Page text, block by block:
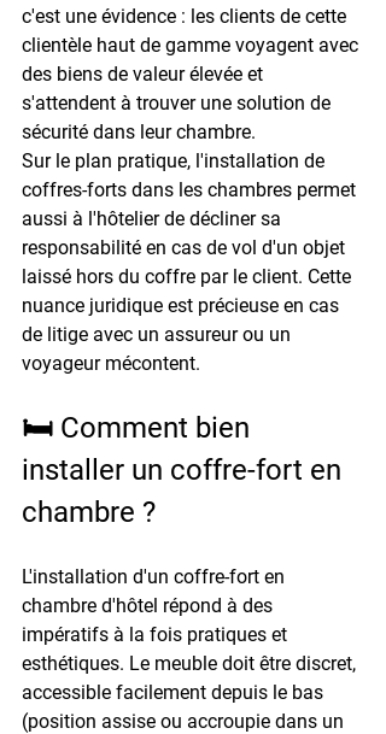
c'est une évidence : les clients de cette
clientèle haut de gamme voyagent avec
des biens de valeur élevée et
s'attendent à trouver une solution de
sécurité dans leur chambre.
Sur le plan pratique, l'installation de
coffres-forts dans les chambres permet
aussi à l'hôtelier de décliner sa
responsabilité en cas de vol d'un objet
laissé hors du coffre par le client. Cette
nuance juridique est précieuse en cas
de litige avec un assureur ou un
voyageur mécontent.
🛏️ Comment bien
installer un coffre-fort en
chambre ?
L'installation d'un coffre-fort en
chambre d'hôtel répond à des
impératifs à la fois pratiques et
esthétiques. Le meuble doit être discret,
accessible facilement depuis le bas
(position assise ou accroupie dans un